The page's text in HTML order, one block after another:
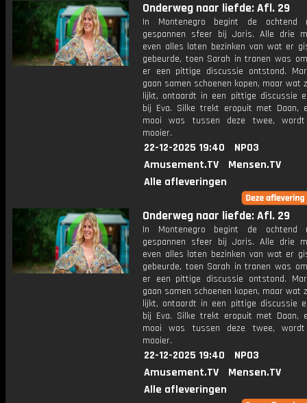
Onderweg naar liefde: Afl. 29
In Montenegro begint de ochtend
gespannen sfeer bij Joris. Alle drie
even alles laten bezinken van wat er
gebeurde, toen Sarah in tranen was
er een pittige discussie ontstond.
gaan samen schoenen kopen, maar wat
lijkt, ontaardt in een pittige discussie
bij Eva. Silke trekt eropuit met Daan,
mooi was tussen deze twee,
mooier.
22-12-2025 19:40
NPO3
Amusement.TV
Mensen.TV
Alle afleveringen
Onderweg naar liefde: Afl. 29
In Montenegro begint de ochtend
gespannen sfeer bij Joris. Alle drie
even alles laten bezinken van wat er
gebeurde, toen Sarah in tranen was
er een pittige discussie ontstond.
gaan samen schoenen kopen, maar wat
lijkt, ontaardt in een pittige discussie
bij Eva. Silke trekt eropuit met Daan,
mooi was tussen deze twee,
mooier.
22-12-2025 19:40
NPO3
Amusement.TV
Mensen.TV
Alle afleveringen